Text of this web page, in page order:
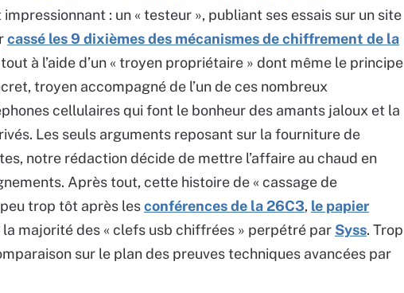
: un « testeur », publiant ses essais sur un site
cassé les 9 dixièmes des mécanismes de chiffrement de la
tout à l’aide d’un « troyen propriétaire » dont même le principe
troyen accompagné de l’un de ces nombreux
cellulaires qui font le bonheur des amants jaloux et la
Les seuls arguments reposant sur la fourniture de
notre rédaction décide de mettre l’affaire au chaud en
Après tout, cette histoire de « cassage de
trop tôt après lesconférences de la 26C3, le papier
la majorité des « clefs usb chiffrées » perpétré par Syss. Trop
sur le plan des preuves techniques avancées par